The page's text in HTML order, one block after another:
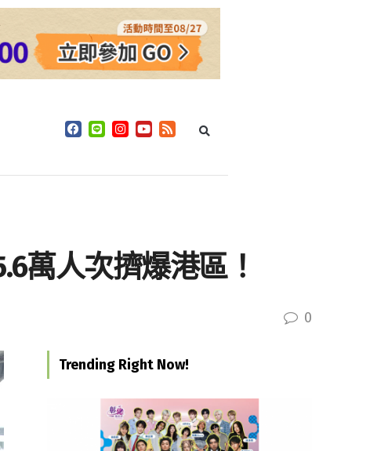
萬人次擠爆港區！
0
Trending Right Now!